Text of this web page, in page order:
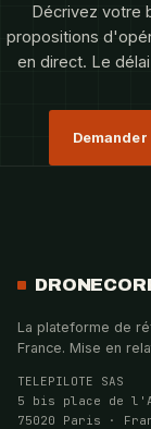
Décrivez votre
propositions
en direct. Le
La plateforme de
France. Mise en
TELEPILOTE SAS
5 bis place de
75020 Paris ·